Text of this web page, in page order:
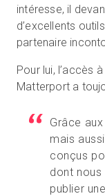
intéresse, il
d’excellents
partenaire
Pour lui, l’accès
Matterport a
Grâce
mais
conçus
dont
publier